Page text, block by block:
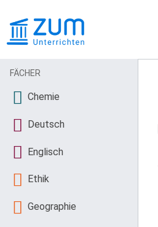
FÄCHER
Chemie
Deutsch
Englisch
Ethik
Geographie